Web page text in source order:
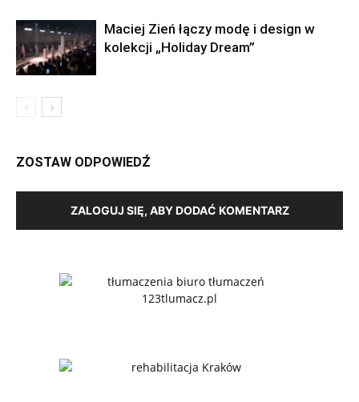
Maciej Zień łączy modę i design w
kolekcji „Holiday Dream”
ZOSTAW ODPOWIEDŹ
ZALOGUJ SIĘ, ABY DODAĆ KOMENTARZ